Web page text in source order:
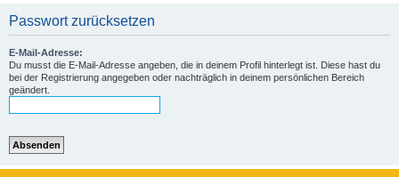
Passwort zurücksetzen
E-Mail-Adresse:
Du musst die E-Mail-Adresse angeben, die in deinem Profil hinterlegt ist. Diese hast du
bei der Registrierung angegeben oder nachträglich in deinem persönlichen Bereich
geändert.